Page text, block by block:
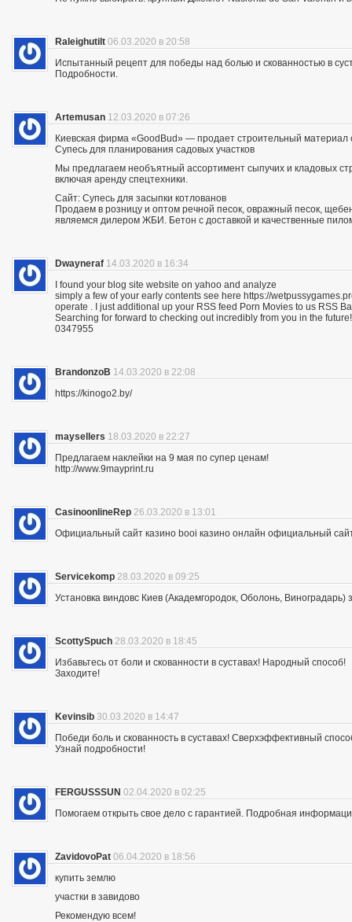
Raleighutilt 06.03.2020 в 20:58
Испытанный рецепт для победы над болью и скованностью в
Подробности.
Artemusan 12.03.2020 в 07:26
Киевская фирма «GoodBud» — продает строительный материал
Супесь для планирования садовых участков
Мы предлагаем необъятный ассортимент сыпучих и кладовых
включая аренду спецтехники.
Сайт: Супесь для засыпки котлованов
Продаем в розницу и оптом речной песок, овражный песок,
являемся дилером ЖБИ. Бетон с доставкой и качественные
Dwayneraf 14.03.2020 в 16:34
I found your blog site website on yahoo and analyze
simply a few of your early contents see here https://
operate . I just additional up your RSS feed Porn Movies to us RSS
Searching for forward to checking out incredibly from you in the future!
0347955
BrandonzoB 14.03.2020 в 22:08
https://kinogo2.by/
maysellers 18.03.2020 в 22:27
Предлагаем наклейки на 9 мая по супер ценам!
http://www.9mayprint.ru
CasinoonlineRep 26.03.2020 в 13:01
Официальный сайт казино booi казино онлайн официальный
Servicekomp 28.03.2020 в 09:25
Установка виндовс Киев (Академгородок, Оболонь, Виноградарь)
ScottySpuch 28.03.2020 в 18:45
Избавьтесь от боли и скованности в суставах! Народный способ!
Заходите!
Kevinsib 30.03.2020 в 14:47
Победи боль и скованность в суставах! Сверхэффективный
Узнай подробности!
FERGUSSSUN 02.04.2020 в 02:25
Помогаем открыть свое дело с гарантией. Подробная
ZavidovoPat 06.04.2020 в 18:56
купить землю
участки в завидово
Рекомендую всем!